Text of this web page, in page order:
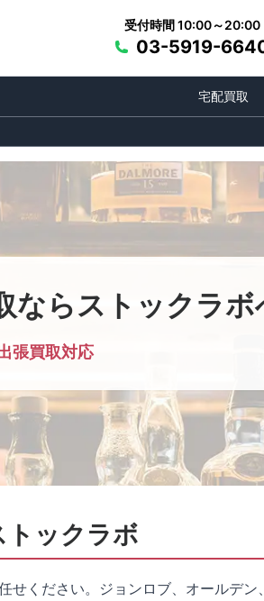
受付時間 10:00～20:00
03-5919-
宅配買取
ならストックラボ
張買取対応
トックラボ
せください。ジョンロブ、オールデ